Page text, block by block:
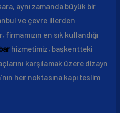
aynı zamanda büyük bir
ve çevre illerden
en sık kullandığı
hizmetimiz, başkentteki
karşılamak üzere dizayn
her noktasına kapı teslim